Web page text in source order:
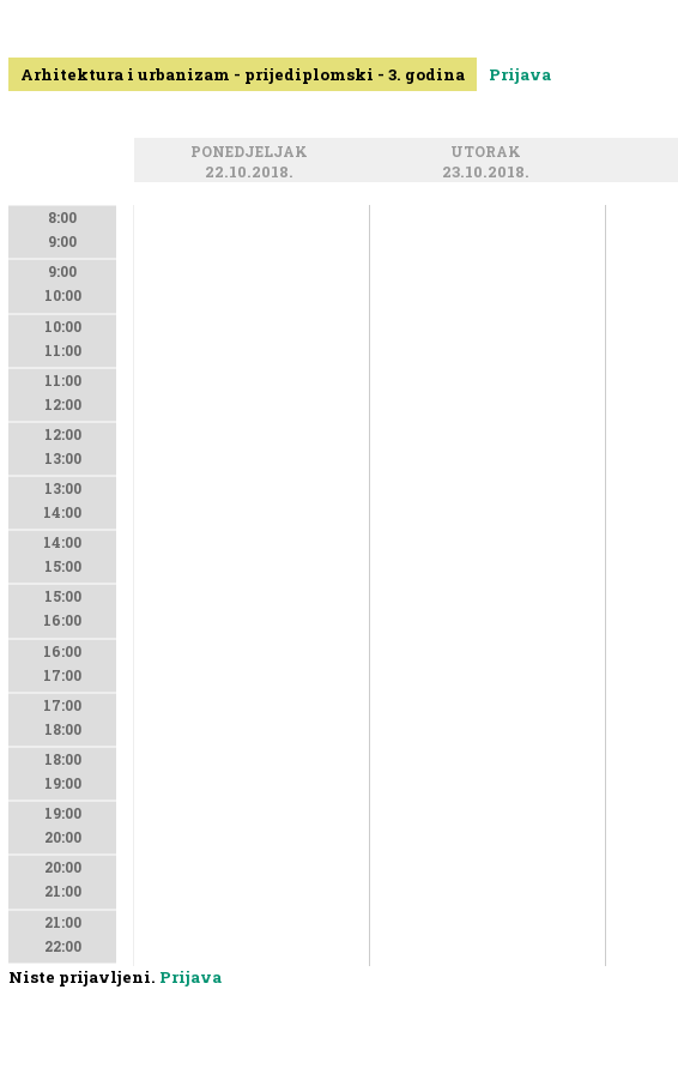
Arhitektura i urbanizam - prijediplomski - 3. godina Prijava
PONEDJELJAK
22.10.2018.
UTORAK
23.10.2018.
8:00
9:00
9:00
10:00
10:00
11:00
11:00
12:00
12:00
13:00
13:00
14:00
14:00
15:00
15:00
16:00
16:00
17:00
17:00
18:00
18:00
19:00
19:00
20:00
20:00
21:00
21:00
22:00
Niste prijavljeni. Prijava